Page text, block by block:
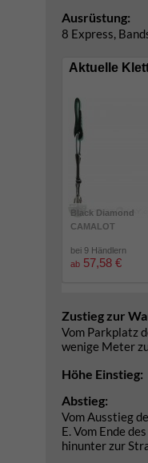
Ausrüstung:
8 Express,
Aktuelle
Black Diamond
CAMALOT
bei 9 Händlern
ab 57,58 €
Zustieg zur
Vom Parkplatz
wenige Meter
Höhe Einstieg:
Abstieg:
Vom Ausstieg
E. Vom Ende
hinunter zur